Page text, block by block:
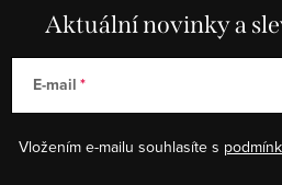
Aktuální novinky a
E-mail
Vložením e-mailu souhlasíte s